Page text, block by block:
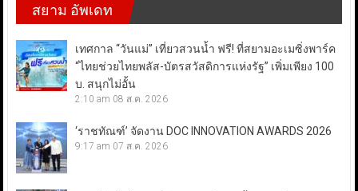
สยาม อัพเดท
เทศกาล “วันแม่” เที่ยวสวนน้ำ ฟรี! ที่สยามอะเมซิ่งพาร์ค
“ไทยช่วยไทยพลัส-บัตรสวัสดิการแห่งรัฐ” เพิ่มเพียง 100
บ. สนุกไม่อั้น
2:10 am 08 ส.ค. 2026
‘ราชทัณฑ์’ จัดงาน DOC INNOVATION AWARDS 2026
9:17 am 07 ส.ค. 2026